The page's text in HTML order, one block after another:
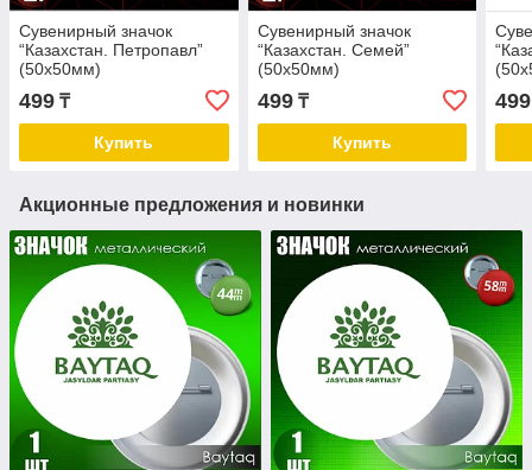
Сувенирный значок
“Казахстан. Петропавл”
(50x50мм)
499 ₸
Купить
Сувенирный значок
“Казахстан. Семей”
(50x50мм)
499₸
Купить
499
Акционные предложения и новинки